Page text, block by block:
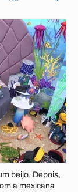
beijo. Depois,
a mexicana